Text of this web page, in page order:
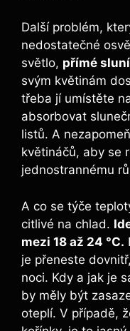
Další problém,
nedostatečné
světlo, přímé
svým květinám
třeba jí umístěte
absorbovat
listů. A
květináčů, aby se
jednostrannému
A co se týče
citlivé na chlad.
mezi 18 až 24 °C.
je přeneste
noci. Kdy a jak je
by měly být
oteplí. V případě,